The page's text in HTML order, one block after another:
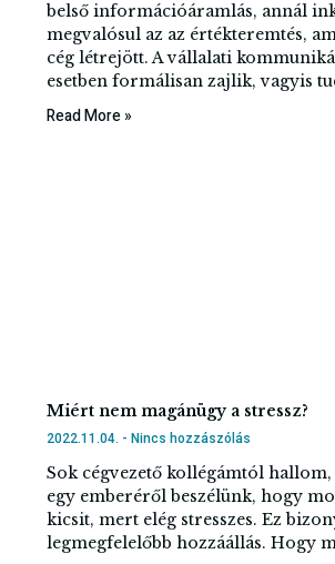
belső információáramlás, annál
megvalósul az az értékteremtés,
cég létrejött. A vállalati
esetben formálisan zajlik, vagyis
Read More »
Miért nem magánügy a stressz?
2022.11.04. Nincs hozzászólás
Sok cégvezető kollégámtól
egy emberéről beszélünk, hogy
kicsit, mert elég stresszes. Ez
legmegfelelőbb hozzáállás. Hogy